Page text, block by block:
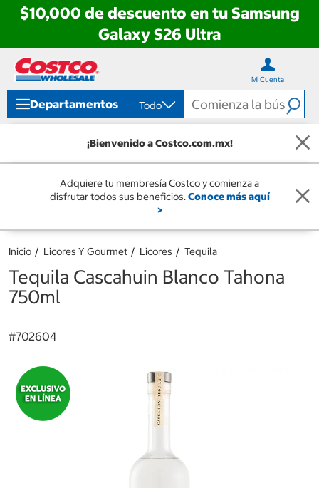
$10,000 de descuento en tu Samsung
Galaxy S26 Ultra
directo
contenido
directo
menú
navegación
Mi Cuenta
Departamentos Todo
¡Bienvenido a Costco.com.mx!
Adquiere tu membresía Costco y comienza a
disfrutar todos sus beneficios.Conoce más aquí
>
Inicio Licores Y Gourmet Licores Tequila
Tequila Cascahuin Blanco Tahona
750ml
#702604